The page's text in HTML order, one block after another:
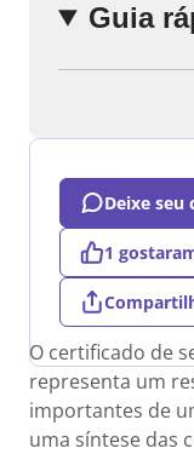
O certificado de
representa um
importantes de
uma síntese das
Guia
Deixe seu
1